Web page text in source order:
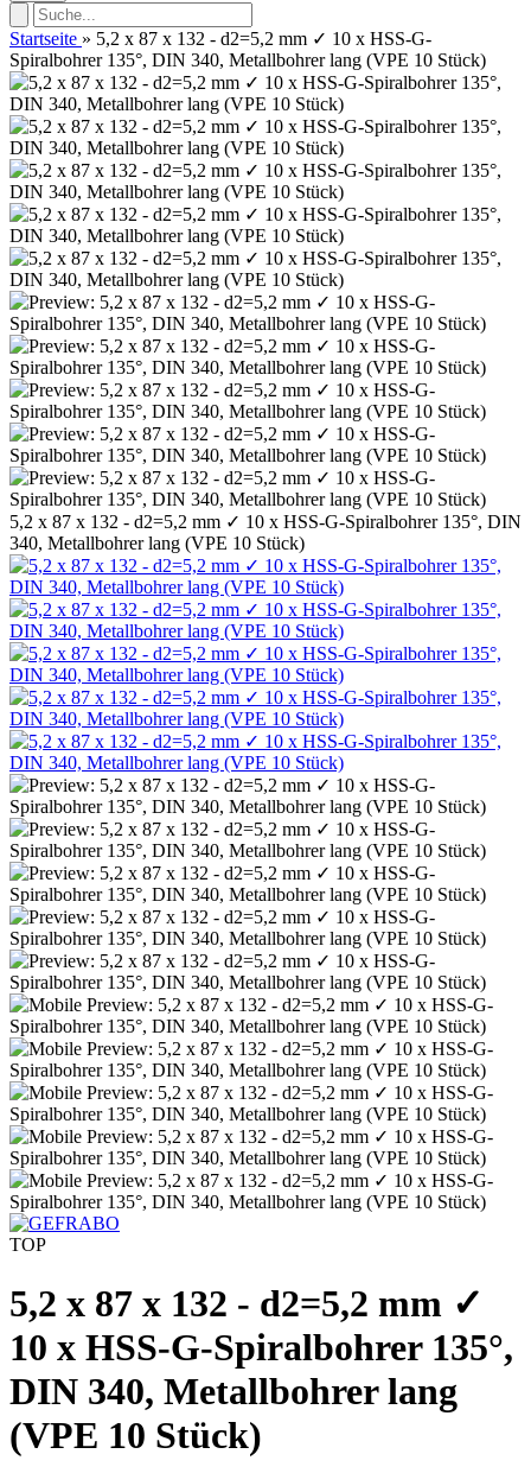
Startseite » 5,2 x 87 x 132 - d2=5,2 mm ✓ 10 x HSS-G-
Spiralbohrer 135°, DIN 340, Metallbohrer lang (VPE 10 Stück)
5,2 x 87 x 132 - d2=5,2 mm ✓ 10 x HSS-G-Spiralbohrer 135°, DIN
340, Metallbohrer lang (VPE 10 Stück)
TOP
5,2 x 87 x 132 - d2=5,2 mm ✓
10 x HSS-G-Spiralbohrer 135°,
DIN 340, Metallbohrer lang
(VPE 10 Stück)